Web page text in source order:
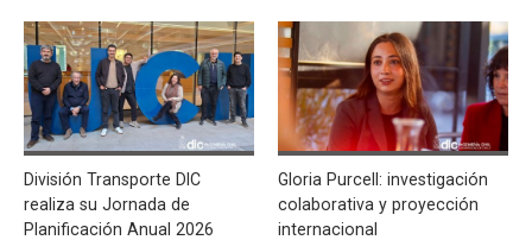
División Transporte DIC
realiza su Jornada de
Planificación Anual 2026
Gloria Purcell: investigación
colaborativa y proyección
internacional